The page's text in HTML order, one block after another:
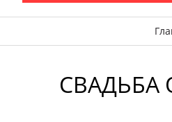
СВАДЬБА